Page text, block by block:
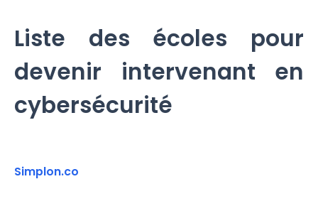
Liste des écoles pour
devenir intervenant en
cybersécurité
Simplon.co